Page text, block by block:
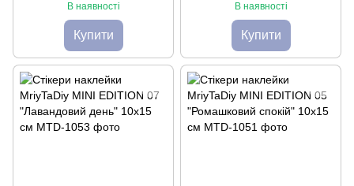
В наявності
Купити
В наявності
Купити